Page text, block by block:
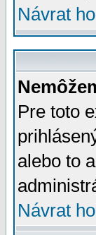
Návrat
Pre toto
alebo to
Návrat